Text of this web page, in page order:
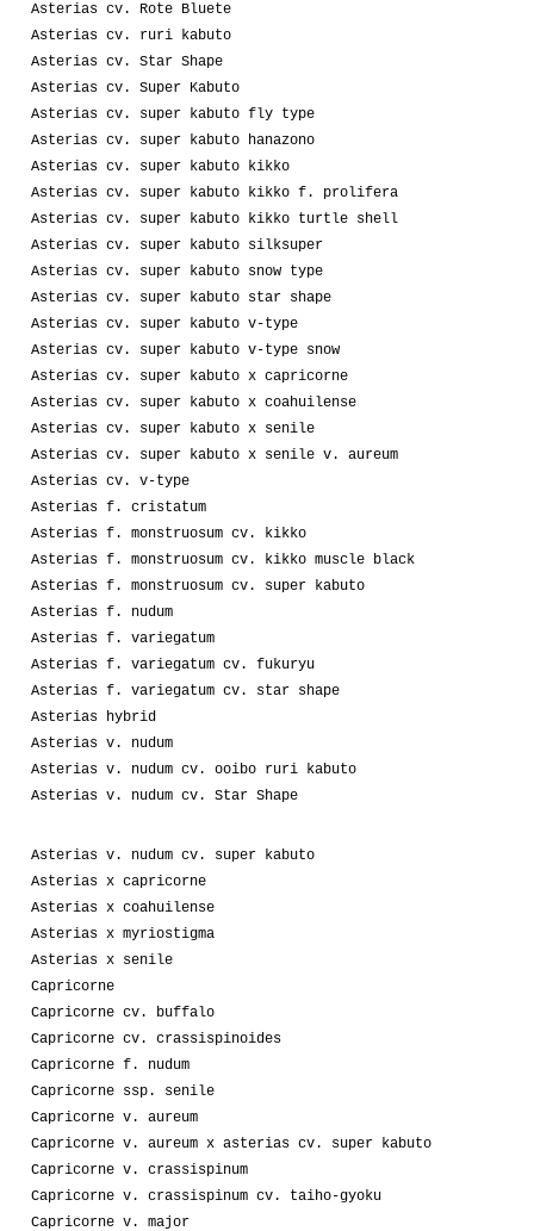
Asterias cv. Rote Bluete
Asterias cv. ruri kabuto
Asterias cv. Star Shape
Asterias cv. Super Kabuto
Asterias cv. super kabuto fly type
Asterias cv. super kabuto hanazono
Asterias cv. super kabuto kikko
Asterias cv. super kabuto kikko f. prolifera
Asterias cv. super kabuto kikko turtle shell
Asterias cv. super kabuto silksuper
Asterias cv. super kabuto snow type
Asterias cv. super kabuto star shape
Asterias cv. super kabuto v-type
Asterias cv. super kabuto v-type snow
Asterias cv. super kabuto x capricorne
Asterias cv. super kabuto x coahuilense
Asterias cv. super kabuto x senile
Asterias cv. super kabuto x senile v. aureum
Asterias cv. v-type
Asterias f. cristatum
Asterias f. monstruosum cv. kikko
Asterias f. monstruosum cv. kikko muscle black
Asterias f. monstruosum cv. super kabuto
Asterias f. nudum
Asterias f. variegatum
Asterias f. variegatum cv. fukuryu
Asterias f. variegatum cv. star shape
Asterias hybrid
Asterias v. nudum
Asterias v. nudum cv. ooibo ruri kabuto
Asterias v. nudum cv. Star Shape
Asterias v. nudum cv. super kabuto
Asterias x capricorne
Asterias x coahuilense
Asterias x myriostigma
Asterias x senile
Capricorne
Capricorne cv. buffalo
Capricorne cv. crassispinoides
Capricorne f. nudum
Capricorne ssp. senile
Capricorne v. aureum
Capricorne v. aureum x asterias cv. super kabuto
Capricorne v. crassispinum
Capricorne v. crassispinum cv. taiho-gyoku
Capricorne v. major